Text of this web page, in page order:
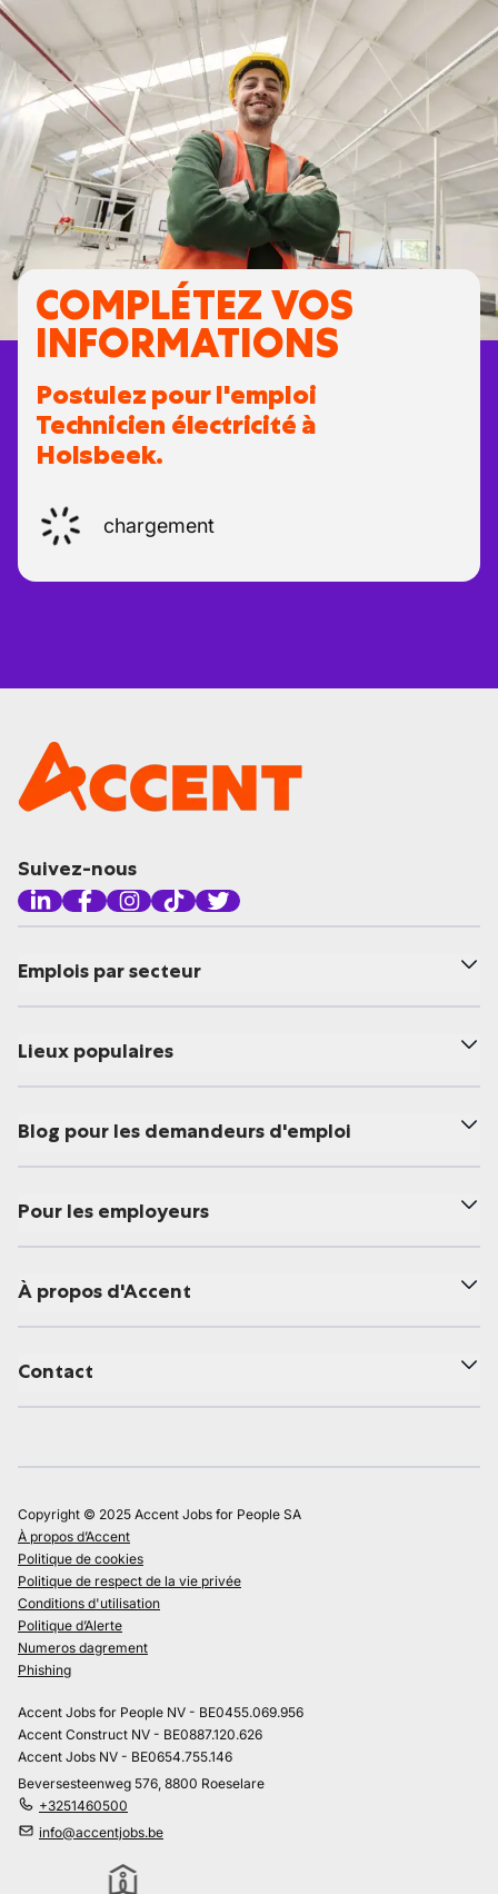
COMPLÉTEZ VOS
INFORMATIONS
Postulez pour l'emploi
Technicien électricité à
Holsbeek.
chargement
Suivez-nous
Emplois par secteur
Lieux populaires
Blog pour les demandeurs d'emploi
Pour les employeurs
À propos d'Accent
Contact
Copyright © 2025 Accent Jobs for People SA
À propos d’Accent
Politique de cookies
Politique de respect de la vie privée
Conditions d'utilisation
Politique d’Alerte
Numeros dagrement
Phishing
Accent Jobs for People NV - BE0455.069.956
Accent Construct NV - BE0887.120.626
Accent Jobs NV - BE0654.755.146
Beversesteenweg 576, 8800 Roeselare
+3251460500
info@accentjobs.be